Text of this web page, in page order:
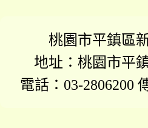
桃園市平鎮區
地址：桃園市平
電話：03-2806200